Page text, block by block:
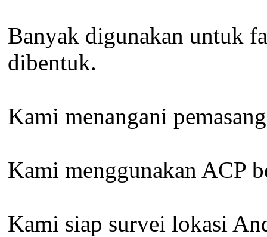
Banyak digunakan untuk
dibentuk.
Kami menangani
Kami menggunakan ACP
Kami siap survei lokasi